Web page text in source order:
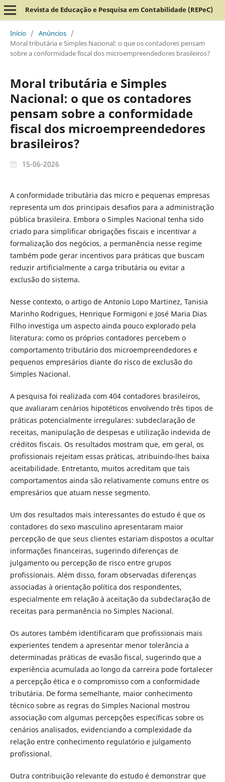
Revista de Educação e Pesquisa em Contabilidade (REPeC)
Início / Anúncios /
Moral tributária e Simples Nacional: o que os contadores pensam
sobre a conformidade fiscal dos microempreendedores brasileiros?
Moral tributária e Simples
Nacional: o que os contadores
pensam sobre a conformidade
fiscal dos microempreendedores
brasileiros?
15-06-2026
A conformidade tributária das micro e pequenas empresas
representa um dos principais desafios para a administração
pública brasileira. Embora o Simples Nacional tenha sido
criado para simplificar obrigações fiscais e incentivar a
formalização dos negócios, a permanência nesse regime
também pode gerar incentivos para práticas que buscam
reduzir artificialmente a carga tributária ou evitar a
exclusão do sistema.
Nesse contexto, o artigo de Antonio Lopo Martinez, Tanisia
Marinho Rodrigues, Henrique Formigoni e José Maria Dias
Filho investiga um aspecto ainda pouco explorado pela
literatura: como os próprios contadores percebem o
comportamento tributário dos microempreendedores e
pequenos empresários diante do risco de exclusão do
Simples Nacional.
A pesquisa foi realizada com 404 contadores brasileiros,
que avaliaram cenários hipotéticos envolvendo três tipos de
práticas potencialmente irregulares: subdeclaração de
receitas, manipulação de despesas e utilização indevida de
créditos fiscais. Os resultados mostram que, em geral, os
profissionais rejeitam essas práticas, atribuindo-lhes baixa
aceitabilidade. Entretanto, muitos acreditam que tais
comportamentos ainda são relativamente comuns entre os
empresários que atuam nesse segmento.
Um dos resultados mais interessantes do estudo é que os
contadores do sexo masculino apresentaram maior
percepção de que seus clientes estariam dispostos a ocultar
informações financeiras, sugerindo diferenças de
julgamento ou percepção de risco entre grupos
profissionais. Além disso, foram observadas diferenças
associadas à orientação política dos respondentes,
especialmente em relação à aceitação da subdeclaração de
receitas para permanência no Simples Nacional.
Os autores também identificaram que profissionais mais
experientes tendem a apresentar menor tolerância a
determinadas práticas de evasão fiscal, sugerindo que a
experiência acumulada ao longo da carreira pode fortalecer
a percepção ética e o compromisso com a conformidade
tributária. De forma semelhante, maior conhecimento
técnico sobre as regras do Simples Nacional mostrou
associação com algumas percepções específicas sobre os
cenários analisados, evidenciando a complexidade da
relação entre conhecimento regulatório e julgamento
profissional.
Outra contribuição relevante do estudo é demonstrar que